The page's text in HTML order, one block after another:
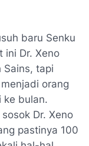
baru Senku
ini Dr. Xeno
Sains, tapi
orang
ke bulan.
Dr. Xeno
pastinya 100